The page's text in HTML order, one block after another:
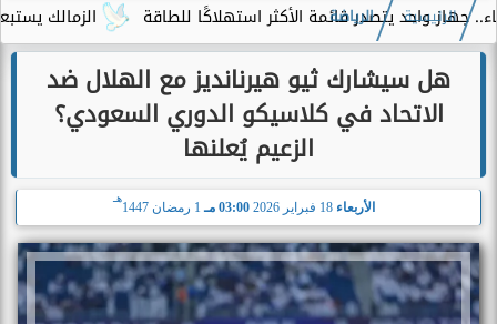
الزمالك يستبعد 4 لاعبين شباب من حساباته في الموسم الجديد يتصدر قائمة الأكثر استهلاكًا للطاقة
الرئيسية الرياضة
هل سيشارك ثيو هيرنانديز مع الهلال ضد
الاتحاد في كلاسيكو الدوري السعودي؟
الزعيم يُعلنها
الأربعاء 03:00 مـ 1 رمضان 1447
هـ